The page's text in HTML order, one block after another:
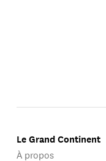
Le Grand Continent
À propos